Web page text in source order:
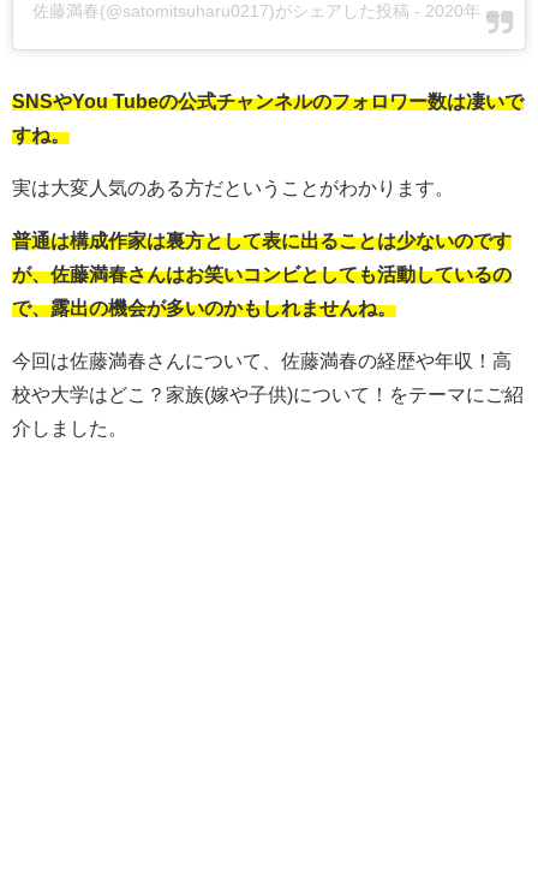
佐藤満春(@satomitsuharu0217)がシェアした投稿 - 2020年 6月月25日午前4時54分PDT
SNSやYou Tubeの公式チャンネルのフォロワー数は凄いで
すね。
実は大変人気のある方だということがわかります。
普通は構成作家は裏方として表に出ることは少ないのです
が、佐藤満春さんはお笑いコンビとしても活動しているの
で、露出の機会が多いのかもしれませんね。
今回は佐藤満春さんについて、佐藤満春の経歴や年収！高
校や大学はどこ？家族(嫁や子供)について！をテーマにご紹
介しました。